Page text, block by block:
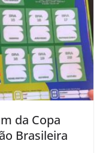
da Copa
Brasileira